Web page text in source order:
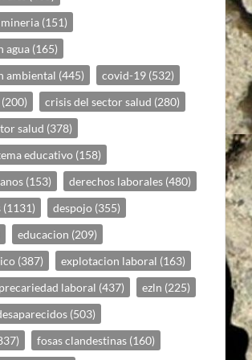
(151)
agua (165)
ambiental (445) covid-19 (532)
(200) crisis del sector salud (280)
salud (378)
educativo (158)
(153) derechos laborales (480)
(1131) despojo (355)
educacion (209)
(387) explotacion laboral (163)
laboral (437) ezln (225)
(503)
fosas clandestinas (160)